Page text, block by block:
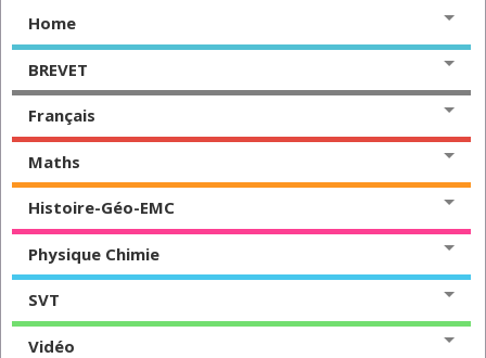
Home
BREVET
Français
Maths
Histoire-Géo-EMC
Physique Chimie
SVT
Vidéo